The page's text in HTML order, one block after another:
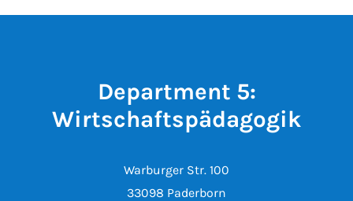
Department 5:
Wirtschaftspädagogik
Warburger Str. 100
33098 Paderborn